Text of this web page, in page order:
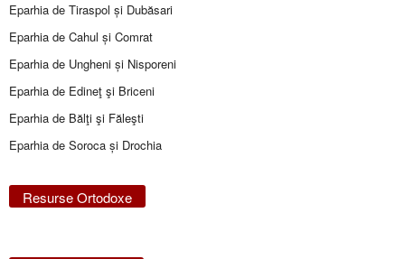
Eparhia de Tiraspol și Dubăsari
Eparhia de Cahul și Comrat
Eparhia de Ungheni și Nisporeni
Eparhia de Edineţ şi Briceni
Eparhia de Bălţi şi Făleşti
Eparhia de Soroca și Drochia
Resurse Ortodoxe